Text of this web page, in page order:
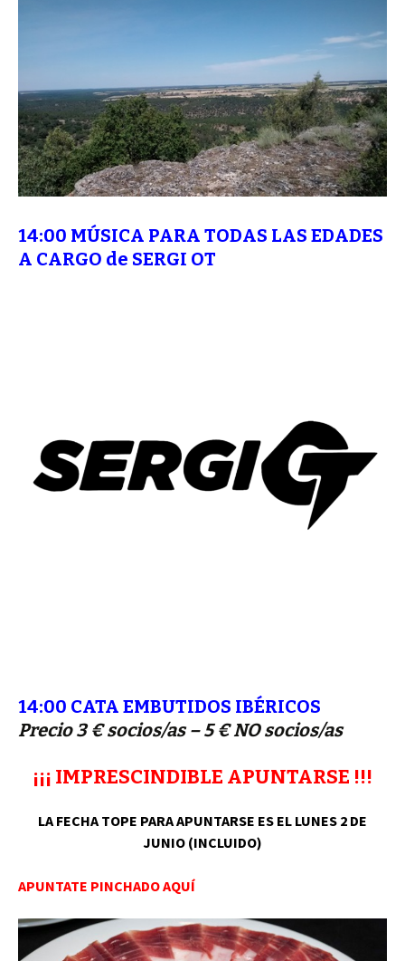
14:00 MÚSICA PARA TODAS LAS EDADES
A CARGO de SERGI OT
14:00 CATA EMBUTIDOS IBÉRICOS
Precio 3 € socios/as – 5 € NO socios/as
¡¡¡ IMPRESCINDIBLE APUNTARSE !!!
LA FECHA TOPE PARA APUNTARSE ES EL LUNES 2 DE
JUNIO (INCLUIDO)
APUNTATE PINCHADO AQUÍ